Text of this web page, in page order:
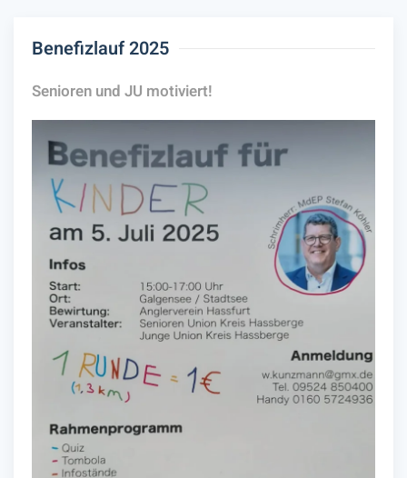
Benefizlauf 2025
Senioren und JU motiviert!